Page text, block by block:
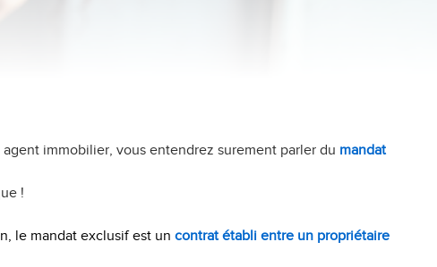
immobilier, vous entendrez surement parler du mandat
!
le mandat exclusif est un contrat établi entre un propriétaire